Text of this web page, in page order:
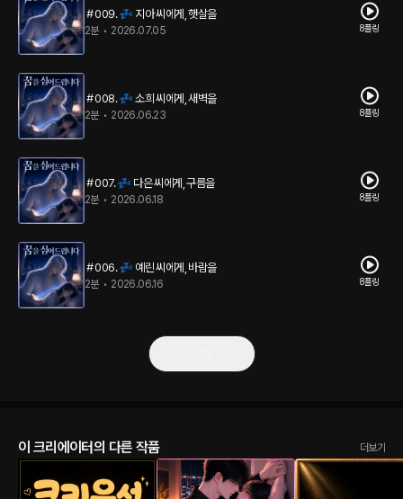
＃009. 💤 지아 씨에게, 햇살을
2분 • 2026.07.05 8플링
＃008. 💤 소희 씨에게, 새벽을
2분 • 2026.06.23 8플링
＃007. 💤 다은 씨에게, 구름을
2분 • 2026.06.18 8플링
＃006. 💤 예린 씨에게, 바람을
2분 • 2026.06.16 8플링
이 크리에이터의 다른 작품 더보기